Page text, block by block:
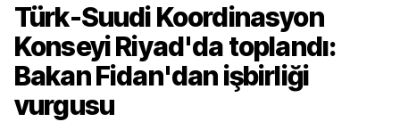
Türk-Suudi Koordinasyon
Konseyi Riyad'da toplandı:
Bakan Fidan'dan işbirliği
vurgusu